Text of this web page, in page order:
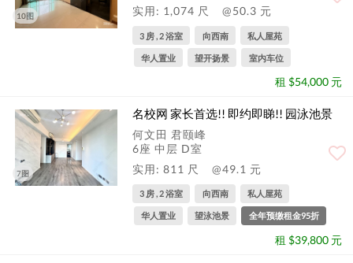
10图
实用: 1,074 尺
@50.3 元
3 房 , 2 浴室 向西南 私人屋苑
华人置业 望开扬景 室内车位
租 $54,000 元
7图
名校网 家长首选!! 即约即睇!! 园泳池景
何文田 君颐峰
6座 中层 D室
实用: 811 尺
@49.1 元
3 房 , 2 浴室 向西南 私人屋苑
华人置业 望泳池景 全年预缴租金95折
租 $39,800 元